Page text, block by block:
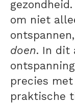
om niet
doen. In dit
precies
praktische